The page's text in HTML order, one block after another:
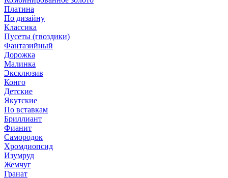
Платина
По дизайну
Классика
Пусеты (гвоздики)
Фантазийный
Дорожка
Малинка
Эксклюзив
Конго
Детские
Якутские
По вставкам
Бриллиант
Фианит
Самородок
Хромдиопсид
Изумруд
Жемчуг
Гранат